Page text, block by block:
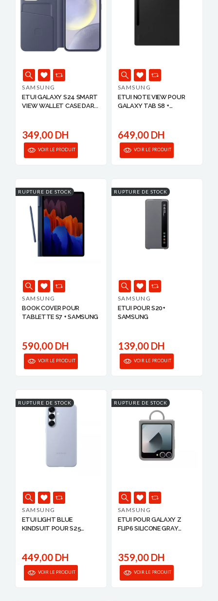
SAMSUNG
ETUI GALAXY S24 SMART
VIEW WALLET CASE DAR...
349,00 DH
VOIR LE PRODUIT
SAMSUNG
ETUI NOTE VIEW POUR
GALAXY TAB S8 +
649,00 DH
VOIR LE PRODUIT
RUPTURE DE STOCK
SAMSUNG
BOOK COVER POUR
TABLETTE S7 + SAMSUNG
590,00 DH
VOIR LE PRODUIT
RUPTURE DE STOCK
SAMSUNG
ETUI POUR S20+
SAMSUNG
139,00 DH
VOIR LE PRODUIT
RUPTURE DE STOCK
SAMSUNG
ETUI LIGHT BLUE
KINDSUIT POUR S25
449,00 DH
VOIR LE PRODUIT
RUPTURE DE STOCK
SAMSUNG
ETUI POUR GALAXY Z
FLIP6 SILICONE GRAY
359,00 DH
VOIR LE PRODUIT